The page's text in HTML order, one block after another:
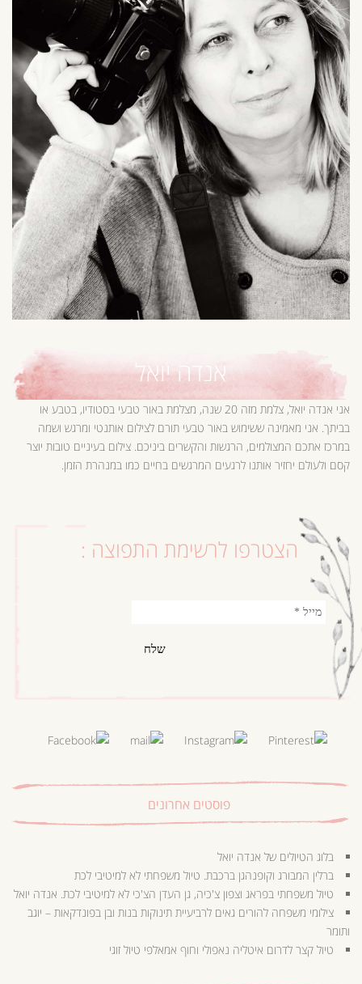
אנדה יואל
אני אנדה יואל, צלמת מזה 20 שנה, מצלמת באור טבעי בסטודיו, בטבע או
בביתך. אני מאמינה ששימוש באור טבעי תורם לצילום אותנטי ומרגש ושמה
במרכז אתכם המצולמים, הרגשות והקשרים ביניכם. צילום בעיניים טובות יוצר
קסם ולעולם יחזיר אותנו לרגעים המרגשים בחיים כמו במנהרת הזמן.
הצטרפו לרשימת התפוצה :
פוסטים אחרונים
בלוג הטיולים של אנדה יואל
ברלין המבורג וקופנהגן ברכבת. טיול משפחתי לא למיטיבי לכת
טיול משפחתי בפראג וצפון צ'כיה, גן העדן הצ'כי לא למיטיבי לכת. אנדה יואל
צילומי משפחה להורים גאים לרביעיית תינוקות בנות ובן בפונדקאות – יוגב
ותומר
טיול קצר לדרום איטליה נאפולי וחוף אמאלפי טיול זוגי